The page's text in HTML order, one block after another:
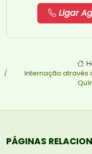
Ligar
Internação através
PÁGINAS